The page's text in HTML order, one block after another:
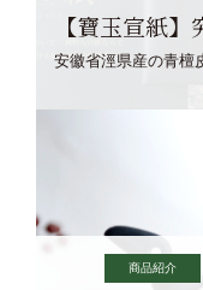
商品紹介